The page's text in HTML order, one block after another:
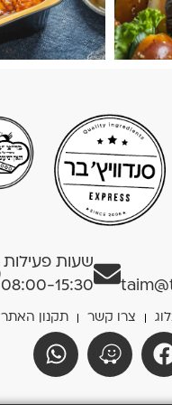
שעות פעילות
08:00-15:30
צרו קשר תקנון האתר